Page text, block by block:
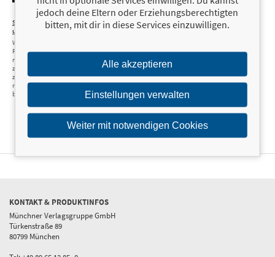
16,99 €
Schneewittchen
und der böse König
Wie mich mein
Reitlehrer
manipulierte und
zur Prostitution
zwang und wie ich
mich daraus
befreite
KONTAKT & PRODUKTINFOS
Münchner Verlagsgruppe GmbH
Türkenstraße 89
80799 München
jedoch deine Eltern oder Erziehungsberechtigten
bitten, mit dir in diese Services einzuwilligen.
Alle akzeptieren
Einstellungen verwalten
Weiter mit notwendigen Cookies